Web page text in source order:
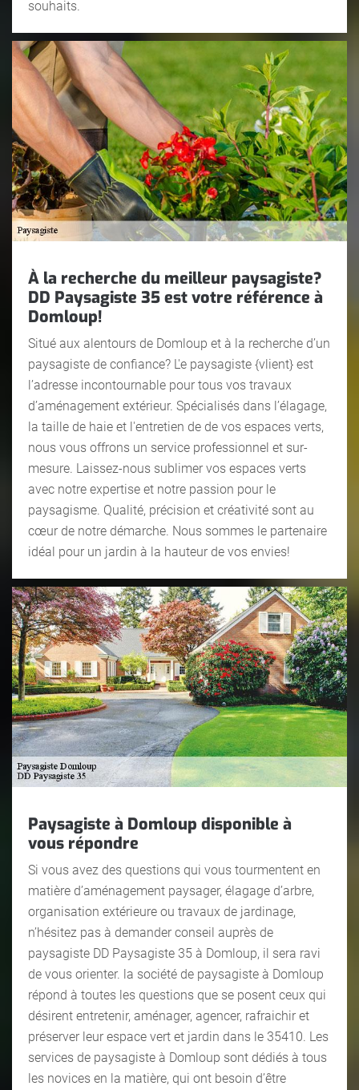
souhaits.
À la recherche du meilleur paysagiste?
DD Paysagiste 35 est votre référence à
Domloup!
Situé aux alentours de Domloup et à la recherche d’un
paysagiste de confiance? L'e paysagiste {vlient} est
l’adresse incontournable pour tous vos travaux
d’aménagement extérieur. Spécialisés dans l’élagage,
la taille de haie et l'entretien de de vos espaces verts,
nous vous offrons un service professionnel et sur-
mesure. Laissez-nous sublimer vos espaces verts
avec notre expertise et notre passion pour le
paysagisme. Qualité, précision et créativité sont au
cœur de notre démarche. Nous sommes le partenaire
idéal pour un jardin à la hauteur de vos envies!
Paysagiste à Domloup disponible à
vous répondre
Si vous avez des questions qui vous tourmentent en
matière d’aménagement paysager, élagage d’arbre,
organisation extérieure ou travaux de jardinage,
n’hésitez pas à demander conseil auprès de
paysagiste DD Paysagiste 35 à Domloup, il sera ravi
de vous orienter. la société de paysagiste à Domloup
répond à toutes les questions que se posent ceux qui
désirent entretenir, aménager, agencer, rafraichir et
préserver leur espace vert et jardin dans le 35410. Les
services de paysagiste à Domloup sont dédiés à tous
les novices en la matière, qui ont besoin d’être